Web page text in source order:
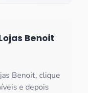
Benoit
Benoit, clique
e depois